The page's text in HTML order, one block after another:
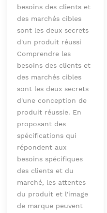
besoins des clients et
des marchés cibles
sont les deux secrets
d'un produit réussi
Comprendre les
besoins des clients et
des marchés cibles
sont les deux secrets
d'une conception de
produit réussie. En
proposant des
spécifications qui
répondent aux
besoins spécifiques
des clients et du
marché, les attentes
du produit et l'image
de marque peuvent